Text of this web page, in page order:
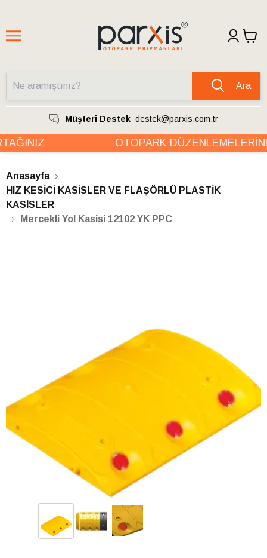
Ara
Müşteri Destek destek@parxis.com.tr
OTOPARK
Anasayfa
HIZ KESİCİ KASİSLER VE FLAŞÖRLÜ PLASTİK
KASİSLER
Mercekli Yol Kasisi 12102 YK PPC